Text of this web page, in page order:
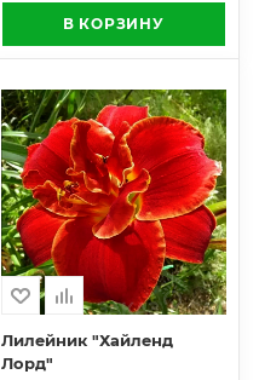
В КОРЗИНУ
Лилейник "Хайленд
Лорд"